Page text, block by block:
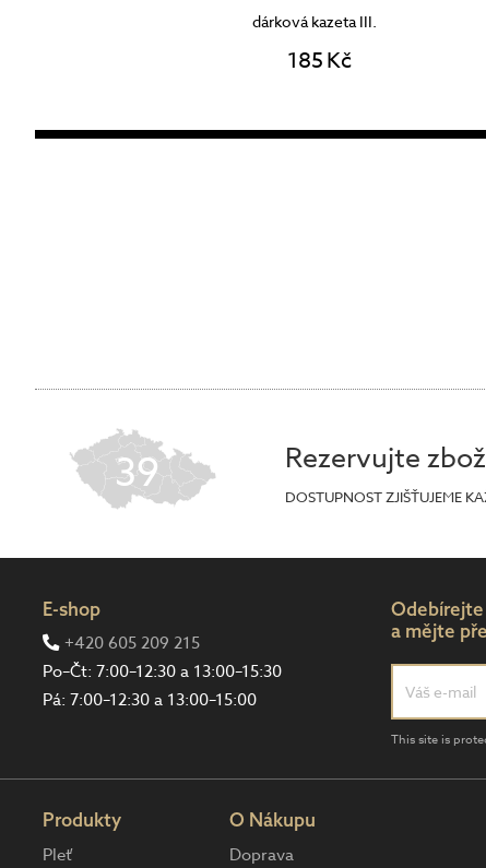
dárková kazeta III.
185 Kč
39 Rezervujte
DOSTUPNOST ZJIŠŤUJEME
E-shop
+420 605 209 215
Po–Čt: 7:00–12:30 a 13:00–15:30
Pá: 7:00–12:30 a 13:00–15:00
a mějte
This site is
Produkty
Pleť
O Nákupu
Doprava